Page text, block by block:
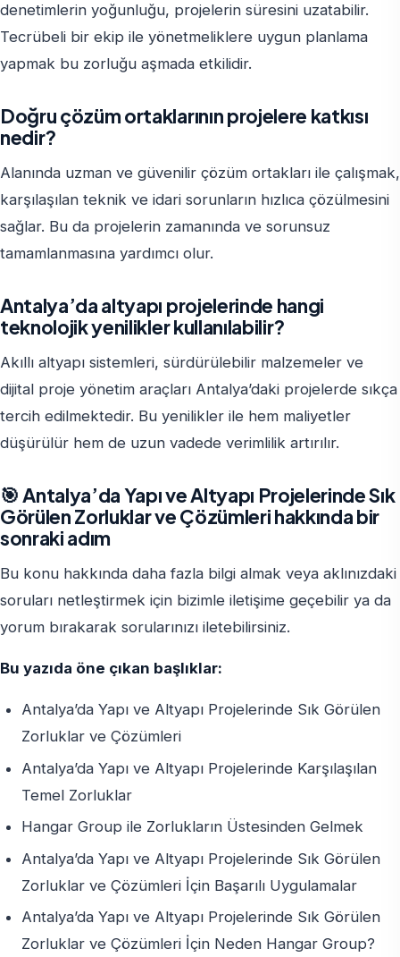
denetimlerin yoğunluğu, projelerin süresini uzatabilir.
Tecrübeli bir ekip ile yönetmeliklere uygun planlama
yapmak bu zorluğu aşmada etkilidir.
Doğru çözüm ortaklarının projelere katkısı
nedir?
Alanında uzman ve güvenilir çözüm ortakları ile çalışmak,
karşılaşılan teknik ve idari sorunların hızlıca çözülmesini
sağlar. Bu da projelerin zamanında ve sorunsuz
tamamlanmasına yardımcı olur.
Antalya’da altyapı projelerinde hangi
teknolojik yenilikler kullanılabilir?
Akıllı altyapı sistemleri, sürdürülebilir malzemeler ve
dijital proje yönetim araçları Antalya’daki projelerde sıkça
tercih edilmektedir. Bu yenilikler ile hem maliyetler
düşürülür hem de uzun vadede verimlilik artırılır.
🎯 Antalya’da Yapı ve Altyapı Projelerinde Sık
Görülen Zorluklar ve Çözümleri hakkında bir
sonraki adım
Bu konu hakkında daha fazla bilgi almak veya aklınızdaki
soruları netleştirmek için bizimle iletişime geçebilir ya da
yorum bırakarak sorularınızı iletebilirsiniz.
Bu yazıda öne çıkan başlıklar:
Antalya’da Yapı ve Altyapı Projelerinde Sık Görülen
Zorluklar ve Çözümleri
Antalya’da Yapı ve Altyapı Projelerinde Karşılaşılan
Temel Zorluklar
Hangar Group ile Zorlukların Üstesinden Gelmek
Antalya’da Yapı ve Altyapı Projelerinde Sık Görülen
Zorluklar ve Çözümleri İçin Başarılı Uygulamalar
Antalya’da Yapı ve Altyapı Projelerinde Sık Görülen
Zorluklar ve Çözümleri İçin Neden Hangar Group?